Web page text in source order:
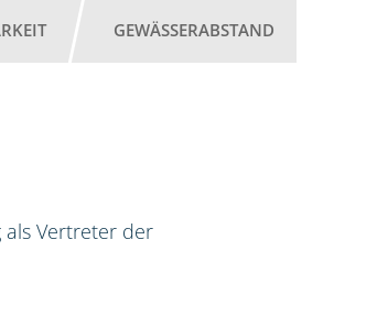
GEWÄSSERABSTAND
Vertreter der